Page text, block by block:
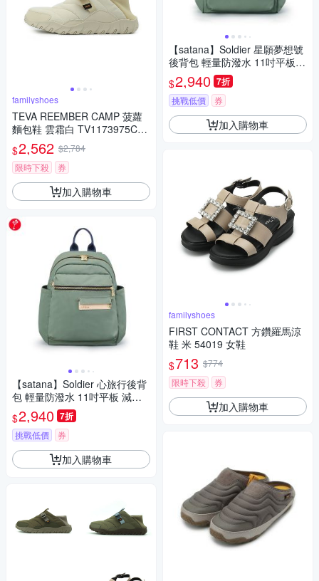
familyshoes
TEVA REEMBER CAMP 菠蘿
麵包鞋 雲霜白 TV1173975CLD
女鞋
$2,562 $2,784
限時下殺
券
加入購物車
【satana】Soldier 心旅行後背
包 輕量防潑水 11吋平板 減壓
止滑背帶 台灣製 SOS2595 - 抹
茶拿鐵
$2,940 7折
挑戰低價 券
加入購物車
【satana】Soldier 星願夢想號
後背包 輕量防潑水 11吋平板
減壓背帶 台灣製 SOS2805 - 抹
茶拿鐵
$2,940 7折
挑戰低價 券
加入購物車
familyshoes
FIRST CONTACT 方鑽羅馬涼
鞋 米 54019 女鞋
$713 $774
限時下殺
券
加入購物車